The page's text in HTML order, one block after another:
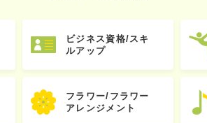
ビジネス資格/スキ
ルアップ
フラワー/フラワー
アレンジメント